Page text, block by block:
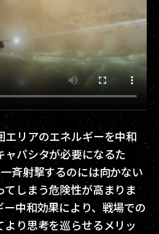
エリアのエネルギーを中和
ャパシタが必要になるた
斉射撃するのには向かない
しまう危険性が高まりま
中和効果により、戦場での
り思考を巡らせるメリッ